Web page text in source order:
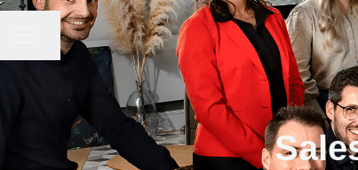
Career menu
Share page